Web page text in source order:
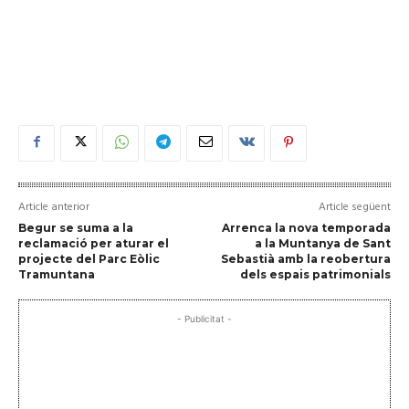
Article anterior
Begur se suma a la
reclamació per aturar el
projecte del Parc Eòlic
Tramuntana
Article següent
Arrenca la nova temporada
a la Muntanya de Sant
Sebastià amb la reobertura
dels espais patrimonials
- Publicitat -